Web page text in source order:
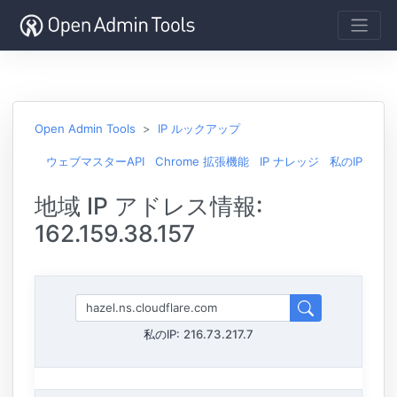
Open Admin Tools IP ルックアップ
ウェブマスターAPI Chrome 拡張機能 IP ナレッジ 私のIP
地域 IP アドレス情報:
162.159.38.157
私のIP: 216.73.217.7